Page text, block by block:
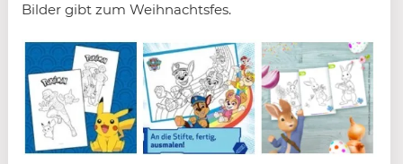
Bilder gibt zum Weihnachtsfes.